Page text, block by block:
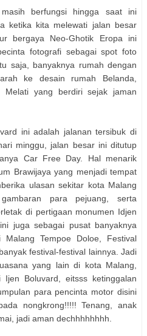
berfungsi hingga saat ini
ketika kita melewati jalan besar
bergaya Neo-Ghotik Eropa ini
fotografi sebagai spot foto
saja, banyaknya rumah dengan
ke desain rumah Belanda,
Melati yang berdiri sejak jaman
ini adalah jalanan tersibuk di
minggu, jalan besar ini ditutup
Car Free Day. Hal menarik
Brawijaya yang menjadi tempat
ulasan sekitar kota Malang
para pejuang, serta
di pertigaan monumen Idjen
juga sebagai pusat banyaknya
Tempoe Doloe, Festival
festival-festival lainnya. Jadi
yang lain di kota Malang,
Boluvard, eitsss ketinggalan
para pencinta motor disini
nongkrong!!!!! Tenang, anak
jadi aman dechhhhhhhh.